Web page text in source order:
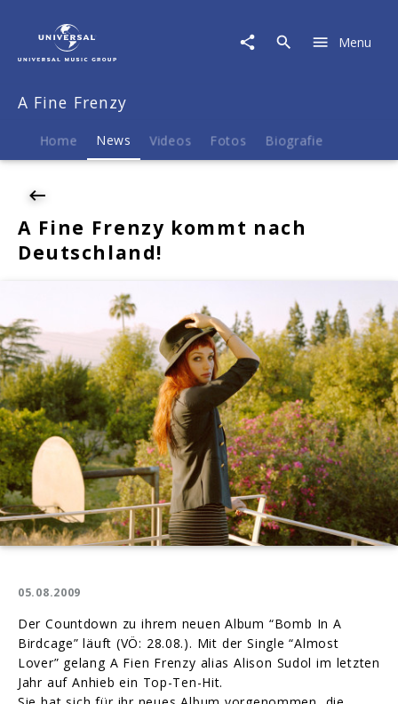
Frenzy
nach
Menu
A Fine Frenzy
Home News Videos Fotos Biografie
A Fine Frenzy kommt nach
Deutschland!
05.08.2009
Der Countdown zu ihrem neuen Album “Bomb In A
Birdcage” läuft (VÖ: 28.08.). Mit der Single “Almost
Lover” gelang A Fien Frenzy alias Alison Sudol im letzten
Jahr auf Anhieb ein Top-Ten-Hit.